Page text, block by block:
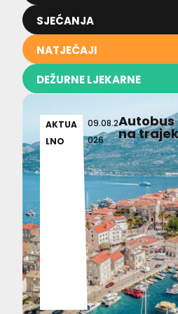
SJEĆANJA
NATJEČAJI
DEŽURNE LJEKARNE
AKTUA
LNO
09.08.2
026
na